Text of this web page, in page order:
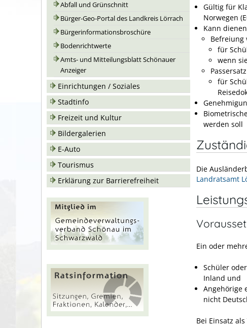
Abfall und Grünschnitt
Bürger-Geo-Portal des Landkreis Lörrach
Bürgerinformationsbroschüre
Bodenrichtwerte
Amts- und Mitteilungsblatt Schönauer
Anzeiger
Einrichtungen / Soziales
Stadtinfo
Freizeit und Kultur
Bildergalerien
E-Auto
Tourismus
Erklärung zur Barrierefreiheit
Gültig für
Norwegen
Kann
Befreiung
für
wenn
Passersatz
für
werden soll
Die
Landratsamt
Ein oder
Schüler
Inland und
Angehörige
nicht
Bei Einsatz